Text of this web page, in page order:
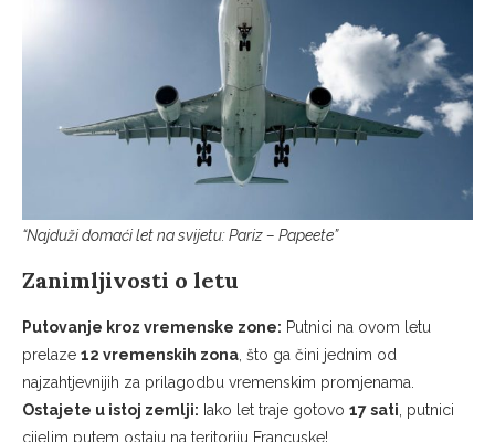
“Najduži domaći let na svijetu: Pariz – Papeete”
Zanimljivosti o letu
Putovanje kroz vremenske zone: Putnici na ovom letu
prelaze 12 vremenskih zona , što ga čini jednim od
najzahtjevnijih za prilagodbu vremenskim promjenama.
Ostajete u istoj zemlji: Iako let traje gotovo 17 sati , putnici
cijelim putem ostaju na teritoriju Francuske!